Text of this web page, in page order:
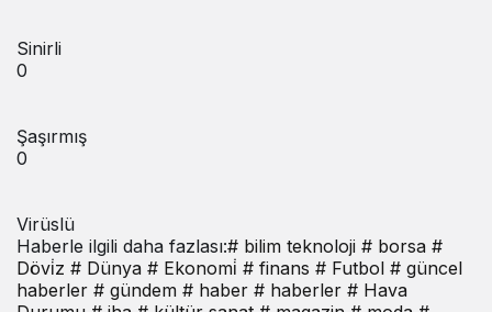
Sinirli
0
Şaşırmış
0
Virüslü
Haberle ilgili daha fazlası:# bilim teknoloji # borsa #
Dövi̇z # Dünya # Ekonomi̇ # finans # Futbol # güncel
haberler # gündem # haber # haberler # Hava